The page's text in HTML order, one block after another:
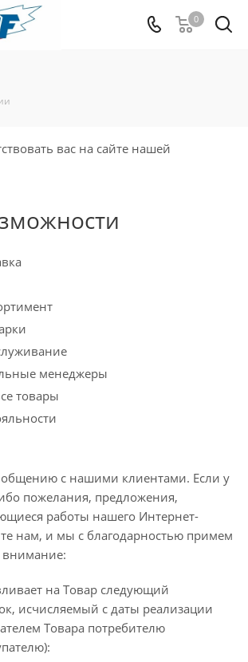
0
вас на сайте нашей
менеджеры
товары
с нашими клиентами. Если у
пожелания, предложения,
работы нашего Интернет-
нам, и мы с благодарностью примем
на Товар следующий
исчисляемый с даты реализации
Товара потребителю